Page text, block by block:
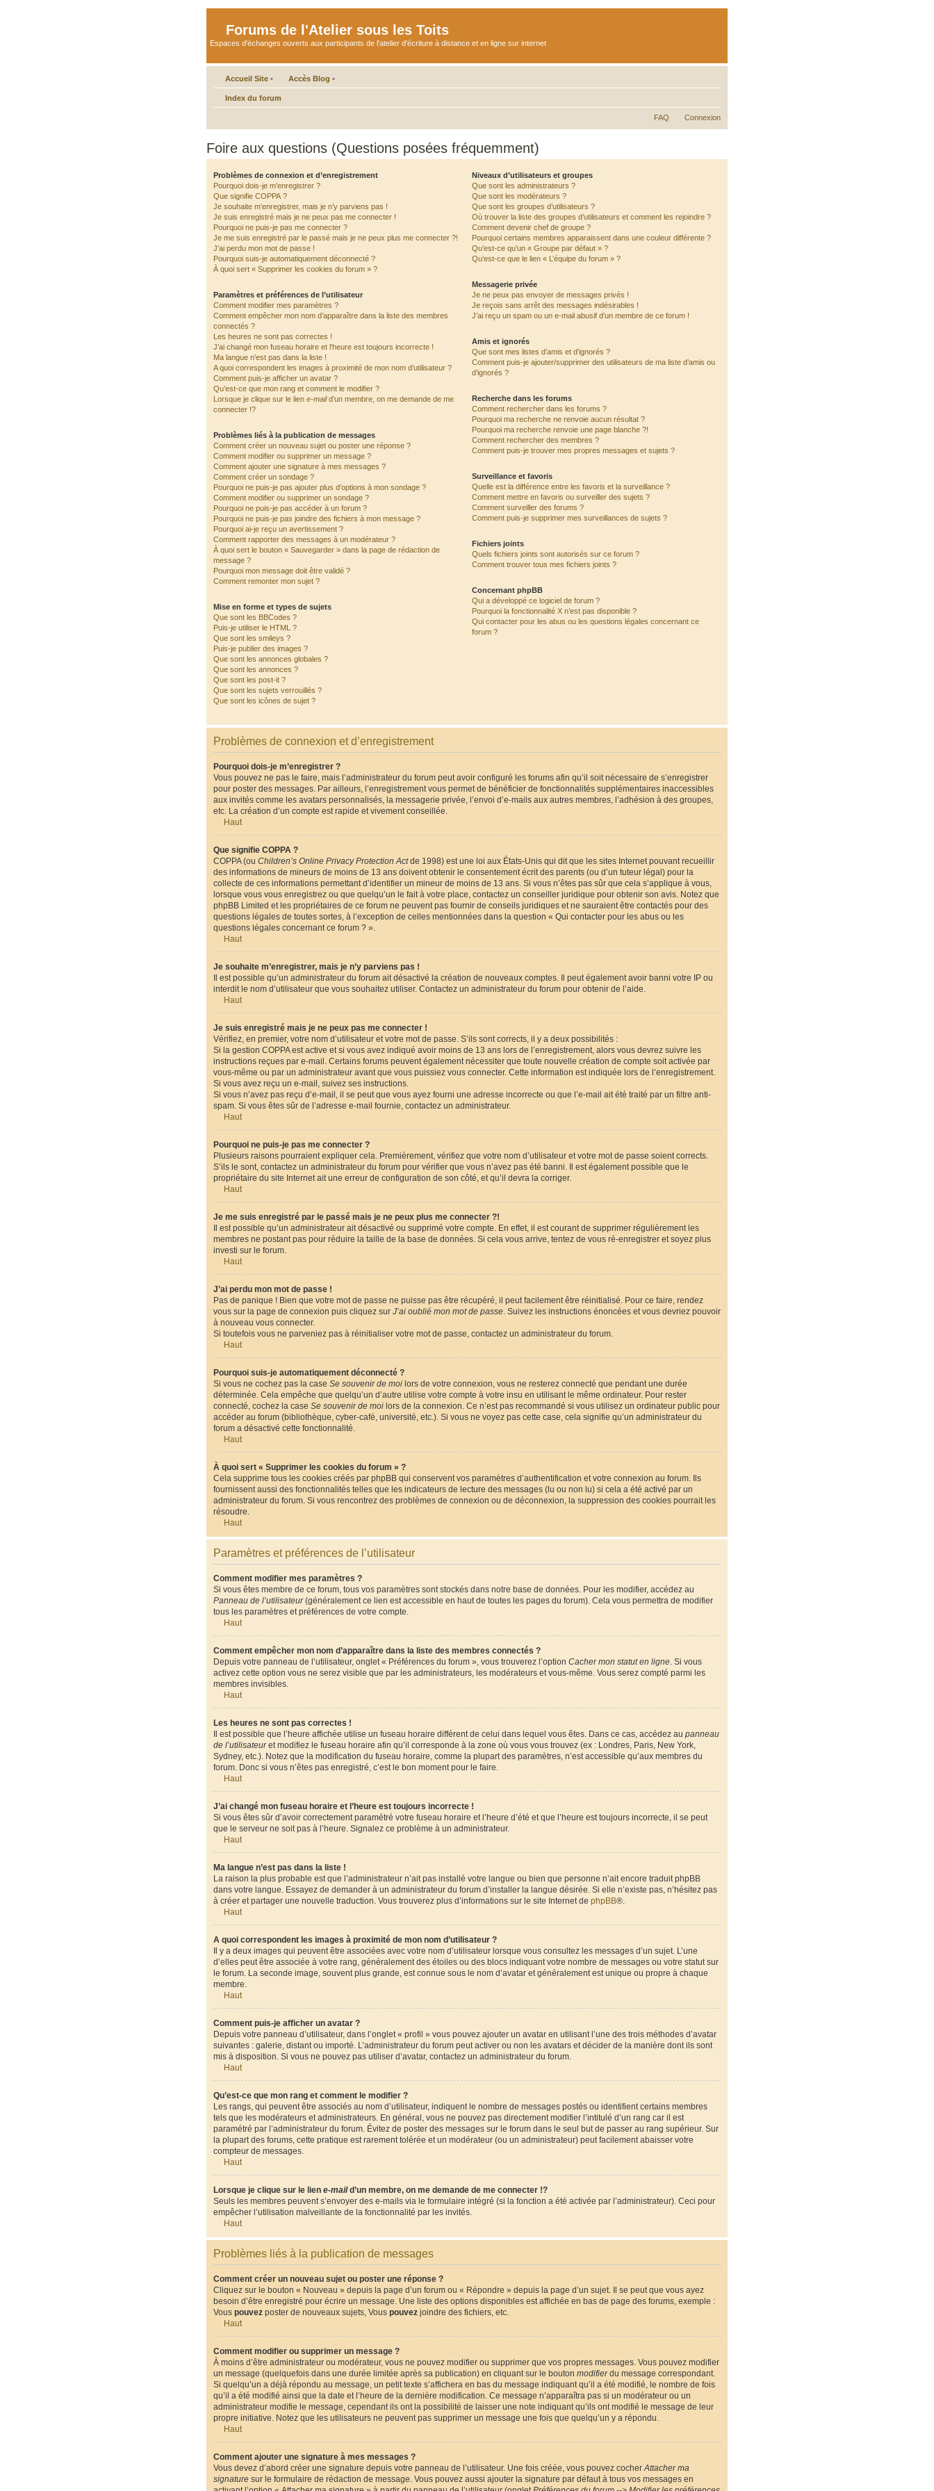
Forums de l'Atelier sous les Toits
Espaces d'échanges ouverts aux participants de l'atelier d'écriture à distance et en ligne sur internet
Accueil Site • Accès Blog •
Index du forum
FAQ Connexion
Foire aux questions (Questions posées fréquemment)
Problèmes de connexion et d’enregistrement
Pourquoi dois-je m’enregistrer ?
Que signifie COPPA ?
Je souhaite m’enregistrer, mais je n’y parviens pas !
Je suis enregistré mais je ne peux pas me connecter !
Pourquoi ne puis-je pas me connecter ?
Je me suis enregistré par le passé mais je ne peux plus me connecter ?!
J’ai perdu mon mot de passe !
Pourquoi suis-je automatiquement déconnecté ?
À quoi sert « Supprimer les cookies du forum » ?
Paramètres et préférences de l’utilisateur
Comment modifier mes paramètres ?
Comment empêcher mon nom d’apparaître dans la liste des membres
connectés ?
Les heures ne sont pas correctes !
J’ai changé mon fuseau horaire et l’heure est toujours incorrecte !
Ma langue n’est pas dans la liste !
A quoi correspondent les images à proximité de mon nom d’utilisateur ?
Comment puis-je afficher un avatar ?
Qu’est-ce que mon rang et comment le modifier ?
Lorsque je clique sur le lien e-maild’un membre, on me demande de me
connecter !?
Problèmes liés à la publication de messages
Comment créer un nouveau sujet ou poster une réponse ?
Comment modifier ou supprimer un message ?
Comment ajouter une signature à mes messages ?
Comment créer un sondage ?
Pourquoi ne puis-je pas ajouter plus d’options à mon sondage ?
Comment modifier ou supprimer un sondage ?
Pourquoi ne puis-je pas accéder à un forum ?
Pourquoi ne puis-je pas joindre des fichiers à mon message ?
Pourquoi ai-je reçu un avertissement ?
Comment rapporter des messages à un modérateur ?
À quoi sert le bouton « Sauvegarder » dans la page de rédaction de
message ?
Pourquoi mon message doit être validé ?
Comment remonter mon sujet ?
Mise en forme et types de sujets
Que sont les BBCodes ?
Puis-je utiliser le HTML ?
Que sont les smileys ?
Puis-je publier des images ?
Que sont les annonces globales ?
Que sont les annonces ?
Que sont les post-it ?
Que sont les sujets verrouillés ?
Que sont les icônes de sujet ?
Niveaux d’utilisateurs et groupes
Que sont les administrateurs ?
Que sont les modérateurs ?
Que sont les groupes d’utilisateurs ?
Où trouver la liste des groupes d’utilisateurs et comment les rejoindre ?
Comment devenir chef de groupe ?
Pourquoi certains membres apparaissent dans une couleur différente ?
Qu’est-ce qu’un « Groupe par défaut » ?
Qu’est-ce que le lien « L’équipe du forum » ?
Messagerie privée
Je ne peux pas envoyer de messages privés !
Je reçois sans arrêt des messages indésirables !
J’ai reçu un spam ou un e-mail abusif d’un membre de ce forum !
Amis et ignorés
Que sont mes listes d’amis et d’ignorés ?
Comment puis-je ajouter/supprimer des utilisateurs de ma liste d’amis ou
d’ignorés ?
Recherche dans les forums
Comment rechercher dans les forums ?
Pourquoi ma recherche ne renvoie aucun résultat ?
Pourquoi ma recherche renvoie une page blanche ?!
Comment rechercher des membres ?
Comment puis-je trouver mes propres messages et sujets ?
Surveillance et favoris
Quelle est la différence entre les favoris et la surveillance ?
Comment mettre en favoris ou surveiller des sujets ?
Comment surveiller des forums ?
Comment puis-je supprimer mes surveillances de sujets ?
Fichiers joints
Quels fichiers joints sont autorisés sur ce forum ?
Comment trouver tous mes fichiers joints ?
Concernant phpBB
Qui a développé ce logiciel de forum ?
Pourquoi la fonctionnalité X n’est pas disponible ?
Qui contacter pour les abus ou les questions légales concernant ce
forum ?
Problèmes de connexion et d’enregistrement
Pourquoi dois-je m’enregistrer ?
Vous pouvez ne pas le faire, mais l’administrateur du forum peut avoir configuré les forums afin qu’il soit nécessaire de s’enregistrer
pour poster des messages. Par ailleurs, l’enregistrement vous permet de bénéficier de fonctionnalités supplémentaires inaccessibles
aux invités comme les avatars personnalisés, la messagerie privée, l’envoi d’e-mails aux autres membres, l’adhésion à des groupes,
etc. La création d’un compte est rapide et vivement conseillée.
Haut
Que signifie COPPA ?
COPPA (ou Children’s Online Privacy Protection Actde 1998) est une loi aux États-Unis qui dit que les sites Internet pouvant recueillir
des informations de mineurs de moins de 13 ans doivent obtenir le consentement écrit des parents (ou d’un tuteur légal) pour la
collecte de ces informations permettant d’identifier un mineur de moins de 13 ans. Si vous n’êtes pas sûr que cela s’applique à vous,
lorsque vous vous enregistrez ou que quelqu’un le fait à votre place, contactez un conseiller juridique pour obtenir son avis. Notez que
phpBB Limited et les propriétaires de ce forum ne peuvent pas fournir de conseils juridiques et ne sauraient être contactés pour des
questions légales de toutes sortes, à l’exception de celles mentionnées dans la question « Qui contacter pour les abus ou les
questions légales concernant ce forum ? ».
Haut
Je souhaite m’enregistrer, mais je n’y parviens pas !
Il est possible qu’un administrateur du forum ait désactivé la création de nouveaux comptes. Il peut également avoir banni votre IP ou
interdit le nom d’utilisateur que vous souhaitez utiliser. Contactez un administrateur du forum pour obtenir de l’aide.
Haut
Je suis enregistré mais je ne peux pas me connecter !
Vérifiez, en premier, votre nom d’utilisateur et votre mot de passe. S’ils sont corrects, il y a deux possibilités :
Si la gestion COPPA est active et si vous avez indiqué avoir moins de 13 ans lors de l’enregistrement, alors vous devrez suivre les
instructions reçues par e-mail. Certains forums peuvent également nécessiter que toute nouvelle création de compte soit activée par
vous-même ou par un administrateur avant que vous puissiez vous connecter. Cette information est indiquée lors de l’enregistrement.
Si vous avez reçu un e-mail, suivez ses instructions.
Si vous n’avez pas reçu d’e-mail, il se peut que vous ayez fourni une adresse incorrecte ou que l’e-mail ait été traité par un filtre anti-
spam. Si vous êtes sûr de l’adresse e-mail fournie, contactez un administrateur.
Haut
Pourquoi ne puis-je pas me connecter ?
Plusieurs raisons pourraient expliquer cela. Premièrement, vérifiez que votre nom d’utilisateur et votre mot de passe soient corrects.
S’ils le sont, contactez un administrateur du forum pour vérifier que vous n’avez pas été banni. Il est également possible que le
propriétaire du site Internet ait une erreur de configuration de son côté, et qu’il devra la corriger.
Haut
Je me suis enregistré par le passé mais je ne peux plus me connecter ?!
Il est possible qu’un administrateur ait désactivé ou supprimé votre compte. En effet, il est courant de supprimer régulièrement les
membres ne postant pas pour réduire la taille de la base de données. Si cela vous arrive, tentez de vous ré-enregistrer et soyez plus
investi sur le forum.
Haut
J’ai perdu mon mot de passe !
Pas de panique ! Bien que votre mot de passe ne puisse pas être récupéré, il peut facilement être réinitialisé. Pour ce faire, rendez
vous sur la page de connexion puis cliquez sur J’ai oublié mon mot de passe . Suivez les instructions énoncées et vous devriez pouvoir
à nouveau vous connecter.
Si toutefois vous ne parveniez pas à réinitialiser votre mot de passe, contactez un administrateur du forum.
Haut
Pourquoi suis-je automatiquement déconnecté ?
Si vous ne cochez pas la case Se souvenir de moi lors de votre connexion, vous ne resterez connecté que pendant une durée
déterminée. Cela empêche que quelqu’un d’autre utilise votre compte à votre insu en utilisant le même ordinateur. Pour rester
connecté, cochez la case Se souvenir de moi lors de la connexion. Ce n’est pas recommandé si vous utilisez un ordinateur public pour
accéder au forum (bibliothèque, cyber-café, université, etc.). Si vous ne voyez pas cette case, cela signifie qu’un administrateur du
forum a désactivé cette fonctionnalité.
Haut
À quoi sert « Supprimer les cookies du forum » ?
Cela supprime tous les cookies créés par phpBB qui conservent vos paramètres d’authentification et votre connexion au forum. Ils
fournissent aussi des fonctionnalités telles que les indicateurs de lecture des messages (lu ou non lu) si cela a été activé par un
administrateur du forum. Si vous rencontrez des problèmes de connexion ou de déconnexion, la suppression des cookies pourrait les
résoudre.
Haut
Paramètres et préférences de l’utilisateur
Comment modifier mes paramètres ?
Si vous êtes membre de ce forum, tous vos paramètres sont stockés dans notre base de données. Pour les modifier, accédez au
Panneau de l’utilisateur(généralement ce lien est accessible en haut de toutes les pages du forum). Cela vous permettra de modifier
tous les paramètres et préférences de votre compte.
Haut
Comment empêcher mon nom d’apparaître dans la liste des membres connectés ?
Depuis votre panneau de l’utilisateur, onglet « Préférences du forum », vous trouverez l’option Cacher mon statut en ligne . Si vous
activez cette option vous ne serez visible que par les administrateurs, les modérateurs et vous-même. Vous serez compté parmi les
membres invisibles.
Haut
Les heures ne sont pas correctes !
Il est possible que l’heure affichée utilise un fuseau horaire différent de celui dans lequel vous êtes. Dans ce cas, accédez au panneau
de l’utilisateuret modifiez le fuseau horaire afin qu’il corresponde à la zone où vous vous trouvez (ex : Londres, Paris, New York,
Sydney, etc.). Notez que la modification du fuseau horaire, comme la plupart des paramètres, n’est accessible qu’aux membres du
forum. Donc si vous n’êtes pas enregistré, c’est le bon moment pour le faire.
Haut
J’ai changé mon fuseau horaire et l’heure est toujours incorrecte !
Si vous êtes sûr d’avoir correctement paramétré votre fuseau horaire et l’heure d’été et que l’heure est toujours incorrecte, il se peut
que le serveur ne soit pas à l’heure. Signalez ce problème à un administrateur.
Haut
Ma langue n’est pas dans la liste !
La raison la plus probable est que l’administrateur n’ait pas installé votre langue ou bien que personne n’ait encore traduit phpBB
dans votre langue. Essayez de demander à un administrateur du forum d’installer la langue désirée. Si elle n’existe pas, n’hésitez pas
à créer et partager une nouvelle traduction. Vous trouverez plus d’informations sur le site Internet de phpBB®.
Haut
A quoi correspondent les images à proximité de mon nom d’utilisateur ?
Il y a deux images qui peuvent être associées avec votre nom d’utilisateur lorsque vous consultez les messages d’un sujet. L’une
d’elles peut être associée à votre rang, généralement des étoiles ou des blocs indiquant votre nombre de messages ou votre statut sur
le forum. La seconde image, souvent plus grande, est connue sous le nom d’avatar et généralement est unique ou propre à chaque
membre.
Haut
Comment puis-je afficher un avatar ?
Depuis votre panneau d’utilisateur, dans l’onglet « profil » vous pouvez ajouter un avatar en utilisant l’une des trois méthodes d’avatar
suivantes : galerie, distant ou importé. L’administrateur du forum peut activer ou non les avatars et décider de la manière dont ils sont
mis à disposition. Si vous ne pouvez pas utiliser d’avatar, contactez un administrateur du forum.
Haut
Qu’est-ce que mon rang et comment le modifier ?
Les rangs, qui peuvent être associés au nom d’utilisateur, indiquent le nombre de messages postés ou identifient certains membres
tels que les modérateurs et administrateurs. En général, vous ne pouvez pas directement modifier l’intitulé d’un rang car il est
paramétré par l’administrateur du forum. Évitez de poster des messages sur le forum dans le seul but de passer au rang supérieur. Sur
la plupart des forums, cette pratique est rarement tolérée et un modérateur (ou un administrateur) peut facilement abaisser votre
compteur de messages.
Haut
Lorsque je clique sur le lien e-maild’un membre, on me demande de me connecter !?
Seuls les membres peuvent s’envoyer des e-mails via le formulaire intégré (si la fonction a été activée par l’administrateur). Ceci pour
empêcher l’utilisation malveillante de la fonctionnalité par les invités.
Haut
Problèmes liés à la publication de messages
Comment créer un nouveau sujet ou poster une réponse ?
Cliquez sur le bouton « Nouveau » depuis la page d’un forum ou « Répondre » depuis la page d’un sujet. Il se peut que vous ayez
besoin d’être enregistré pour écrire un message. Une liste des options disponibles est affichée en bas de page des forums, exemple :
Vous pouvez poster de nouveaux sujets, Vous pouvez joindre des fichiers, etc.
Haut
Comment modifier ou supprimer un message ?
À moins d’être administrateur ou modérateur, vous ne pouvez modifier ou supprimer que vos propres messages. Vous pouvez modifier
un message (quelquefois dans une durée limitée après sa publication) en cliquant sur le bouton modifierdu message correspondant.
Si quelqu’un a déjà répondu au message, un petit texte s’affichera en bas du message indiquant qu’il a été modifié, le nombre de fois
qu’il a été modifié ainsi que la date et l’heure de la dernière modification. Ce message n’apparaîtra pas si un modérateur ou un
administrateur modifie le message, cependant ils ont la possibilité de laisser une note indiquant qu’ils ont modifié le message de leur
propre initiative. Notez que les utilisateurs ne peuvent pas supprimer un message une fois que quelqu’un y a répondu.
Haut
Comment ajouter une signature à mes messages ?
Vous devez d’abord créer une signature depuis votre panneau de l’utilisateur. Une fois créée, vous pouvez cocher Attacher ma
signature sur le formulaire de rédaction de message. Vous pouvez aussi ajouter la signature par défaut à tous vos messages en